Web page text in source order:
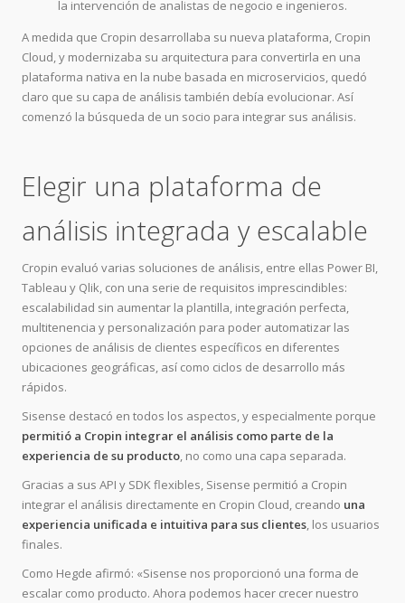
la intervención de analistas de negocio e ingenieros.
A medida que Cropin desarrollaba su nueva plataforma, Cropin
Cloud, y modernizaba su arquitectura para convertirla en una
plataforma nativa en la nube basada en microservicios, quedó
claro que su capa de análisis también debía evolucionar. Así
comenzó la búsqueda de un socio para integrar sus análisis.
Elegir una plataforma de
análisis integrada y escalable
Cropin evaluó varias soluciones de análisis, entre ellas Power BI,
Tableau y Qlik, con una serie de requisitos imprescindibles:
escalabilidad sin aumentar la plantilla, integración perfecta,
multitenencia y personalización para poder automatizar las
opciones de análisis de clientes específicos en diferentes
ubicaciones geográficas, así como ciclos de desarrollo más
rápidos.
Sisense destacó en todos los aspectos, y especialmente porque
permitió a Cropin integrar el análisis como parte de la
experiencia de su producto, no como una capa separada.
Gracias a sus API y SDK flexibles, Sisense permitió a Cropin
integrar el análisis directamente en Cropin Cloud, creando una
experiencia unificada e intuitiva para sus clientes, los usuarios
finales.
Como Hegde afirmó: «Sisense nos proporcionó una forma de
escalar como producto. Ahora podemos hacer crecer nuestro